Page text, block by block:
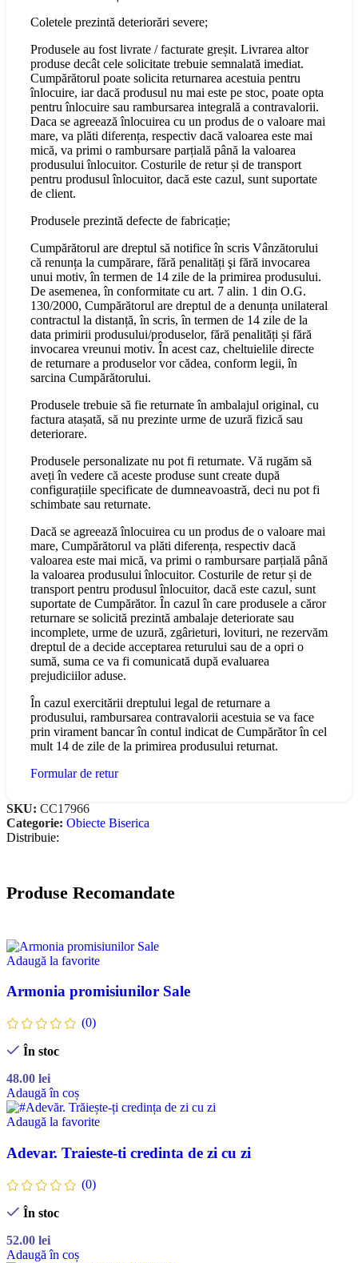
Coletele prezintă deteriorări severe;
Produsele au fost livrate / facturate greșit. Livrarea altor
produse decât cele solicitate trebuie semnalată imediat.
Cumpărătorul poate solicita returnarea acestuia pentru
înlocuire, iar dacă produsul nu mai este pe stoc, poate opta
pentru înlocuire sau rambursarea integrală a contravalorii.
Daca se agreează înlocuirea cu un produs de o valoare mai
mare, va plăti diferența, respectiv dacă valoarea este mai
mică, va primi o rambursare parțială până la valoarea
produsului înlocuitor. Costurile de retur și de transport
pentru produsul înlocuitor, dacă este cazul, sunt suportate
de client.
Produsele prezintă defecte de fabricație;
Cumpărătorul are dreptul să notifice în scris Vânzătorului
că renunța la cumpărare, fără penalități şi fără invocarea
unui motiv, în termen de 14 zile de la primirea produsului.
De asemenea, în conformitate cu art. 7 alin. 1 din O.G.
130/2000, Cumpărătorul are dreptul de a denunța unilateral
contractul la distanță, în scris, în termen de 14 zile de la
data primirii produsului/produselor, fără penalități și fără
invocarea vreunui motiv. În acest caz, cheltuielile directe
de returnare a produselor vor cădea, conform legii, în
sarcina Cumpărătorului.
Produsele trebuie să fie returnate în ambalajul original, cu
factura atașată, să nu prezinte urme de uzură fizică sau
deteriorare.
Produsele personalizate nu pot fi returnate. Vă rugăm să
aveți în vedere că aceste produse sunt create după
configurațiile specificate de dumneavoastră, deci nu pot fi
schimbate sau returnate.
Dacă se agreează înlocuirea cu un produs de o valoare mai
mare, Cumpărătorul va plăti diferența, respectiv dacă
valoarea este mai mică, va primi o rambursare parțială până
la valoarea produsului înlocuitor. Costurile de retur și de
transport pentru produsul înlocuitor, dacă este cazul, sunt
suportate de Cumpărător. În cazul în care produsele a căror
returnare se solicită prezintă ambalaje deteriorate sau
incomplete, urme de uzură, zgârieturi, lovituri, ne rezervăm
dreptul de a decide acceptarea returului sau de a opri o
sumă, suma ce va fi comunicată după evaluarea
prejudiciilor aduse.
În cazul exercitării dreptului legal de returnare a
produsului, rambursarea contravalorii acestuia se va face
prin virament bancar în contul indicat de Cumpărător în cel
mult 14 de zile de la primirea produsului returnat.
Formular de retur
SKU: CC17966
Categorie: Obiecte Biserica
Distribuie:
Produse Recomandate
Adaugă la favorite
Armonia promisiunilor Sale
(0)
În stoc
48.00 lei
Adaugă în coș
Adaugă la favorite
Adevar. Traieste-ti credinta de zi cu zi
(0)
În stoc
52.00 lei
Adaugă în coș